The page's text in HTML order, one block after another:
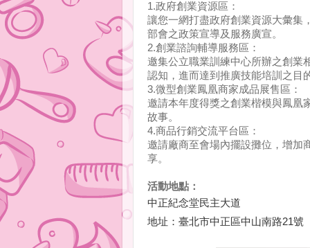
1.政府創業資源區：
讓您一網打盡政府創業資源大彙集
部會之政策宣導及服務廣宣。
2.創業諮詢輔導服務區：
邀集公立職業訓練中心所辦之創業
認知，進而達到推廣技能培訓之目
3.微型創業鳳凰商家成品展售區：
邀請本年度得獎之創業楷模與鳳凰
故事。
4.商品行銷交流平台區：
邀請廠商至會場內擺設攤位，增加
享。
活動地點：
中正紀念堂民主大道
地址：臺北市中正區中山南路21號